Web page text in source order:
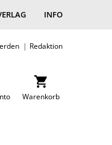
INFO
Redaktion
Warenkorb